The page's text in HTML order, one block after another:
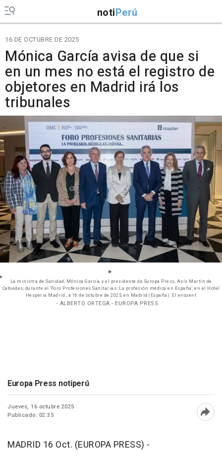
notiPerú
16 DE OCTUBRE DE 2025
Mónica García avisa de que si
en un mes no está el registro de
objetores en Madrid irá los
tribunales
La ministra de Sanidad, Mónica García, y el presidente de Europa Press, Asís Martín de
Cabiedes, durante el 'Foro Profesiones Sanitarias: La profesión médica en España', en el Hotel
Hesperia Madrid , a 16 de octubre de 2025, en Madrid (España). El encuent
- ALBERTO ORTEGA - EUROPA PRESS
Europa Press notiperú
Jueves, 16 octubre 2025
Publicado: 02:35
MADRID 16 Oct. (EUROPA PRESS) -